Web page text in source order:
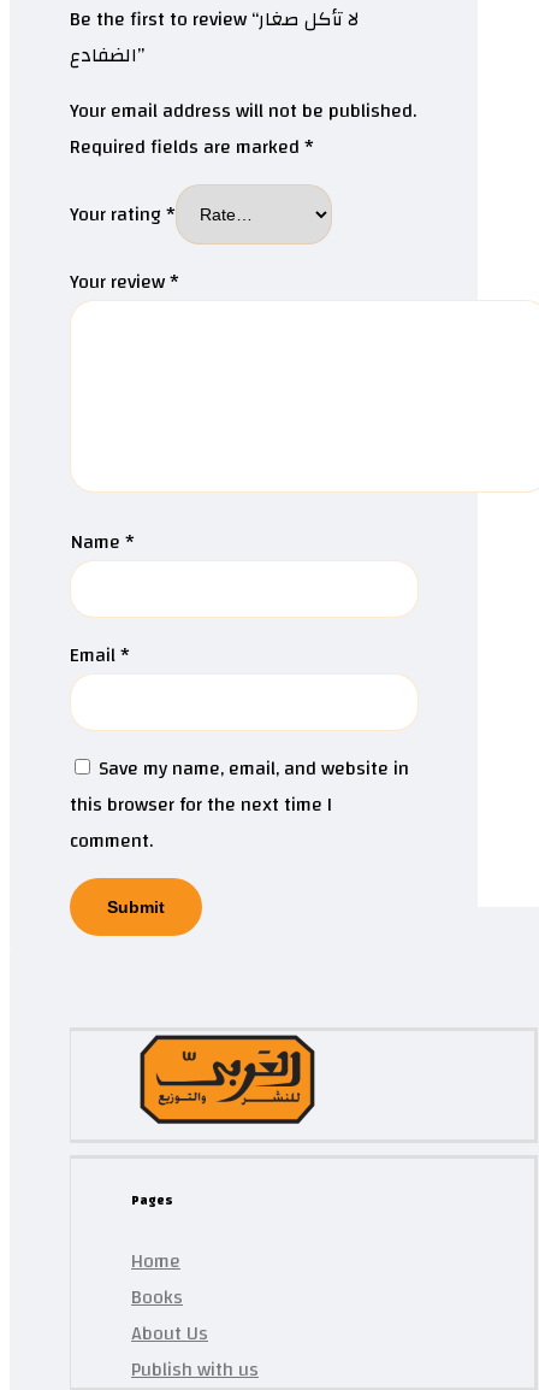
Be the first to review “لا تأكل صغار
الضفادع”
Your email address will not be published.
Required fields are marked*
Your rating*
Your review*
Name*
Email*
Save my name, email, and website in
this browser for the next time I
comment.
Pages
Home
Books
About Us
Publish with us